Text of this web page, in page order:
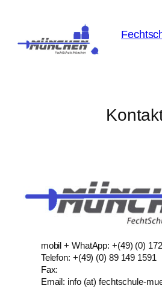
mobil + WhatApp: +(49) (0)
Telefon: +(49) (0) 89 149 1591
Fax:
Email: info (at) fechtschule-